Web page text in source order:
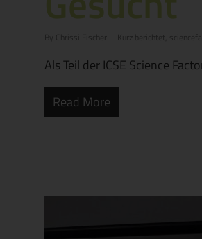
By
Als Teil der ICSE Science
Read More